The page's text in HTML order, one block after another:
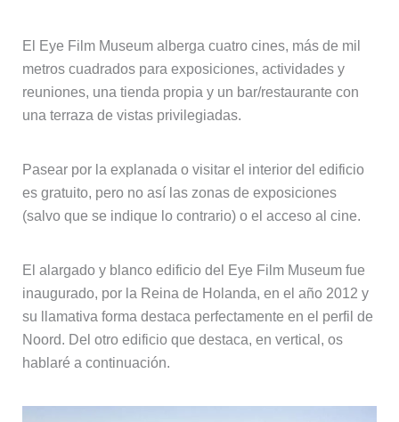
El Eye Film Museum alberga cuatro cines, más de mil
metros cuadrados para exposiciones, actividades y
reuniones, una tienda propia y un bar/restaurante con
una terraza de vistas privilegiadas.
Pasear por la explanada o visitar el interior del edificio
es gratuito, pero no así las zonas de exposiciones
(salvo que se indique lo contrario) o el acceso al cine.
El alargado y blanco edificio del Eye Film Museum fue
inaugurado, por la Reina de Holanda, en el año 2012 y
su llamativa forma destaca perfectamente en el perfil de
Noord. Del otro edificio que destaca, en vertical, os
hablaré a continuación.